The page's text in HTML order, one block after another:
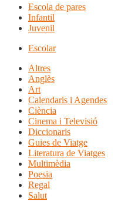
Escola de pares
Infantil
Juvenil
Escolar
Altres
Anglès
Art
Calendaris i Agendes
Ciència
Cinema i Televisió
Diccionaris
Guies de Viatge
Literatura de Viatges
Multimèdia
Poesia
Regal
Salut